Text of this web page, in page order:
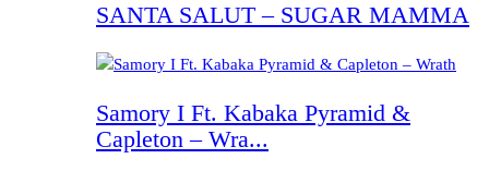
SANTA SALUT – SUGAR MAMMA
Samory I Ft. Kabaka Pyramid &
Capleton – Wra...